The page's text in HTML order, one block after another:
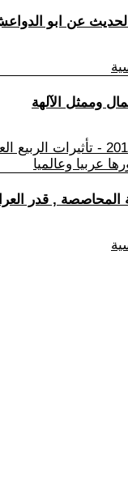
ملف الأول من أيار 2014 - تأثيرات
عربيا وعالميا